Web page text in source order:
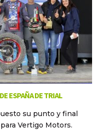
ESPAÑA DE TRIAL
su punto y final
Vertigo Motors.